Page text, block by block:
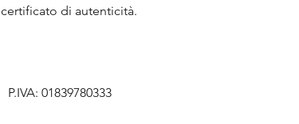
certificato di autenticità.
P.IVA: 01839780333